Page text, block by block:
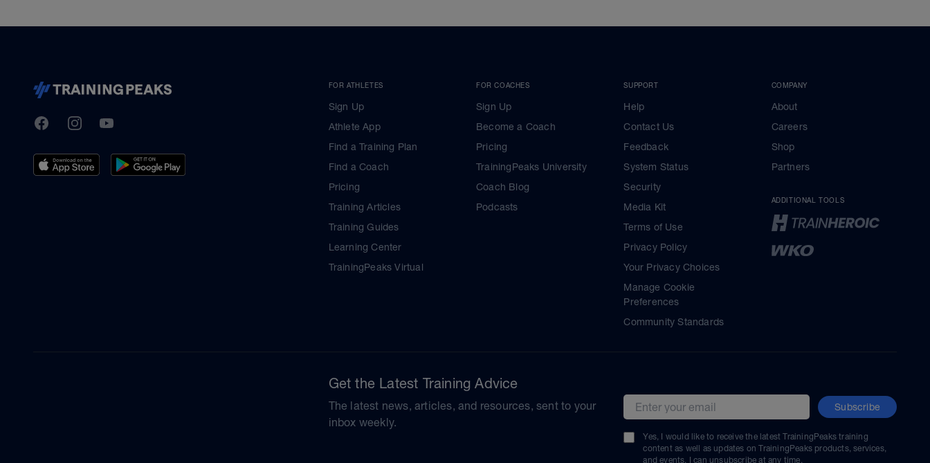
TrainingPeaks
FacebookInstagramYoutube
FOR ATHLETES
Sign Up
Athlete App
Find a Training Plan
Find a Coach
Pricing
Training Articles
Training Guides
Learning Center
TrainingPeaks Virtual
FOR COACHES
Sign Up
Become a Coach
Pricing
TrainingPeaks University
Coach Blog
Podcasts
SUPPORT
Help
Contact Us
Feedback
System Status
Security
Media Kit
Terms of Use
Privacy Policy
Your Privacy Choices
Manage Cookie
Preferences
Community Standards
COMPANY
About
Careers
Shop
Partners
ADDITIONAL TOOLS
Get the Latest Training Advice
The latest news, articles, and resources, sent to your
inbox weekly.
Email address Subscribe
Yes, I would like to receive the latest TrainingPeaks training
content as well as updates on TrainingPeaks products, services,
and events. I can unsubscribe at any time.